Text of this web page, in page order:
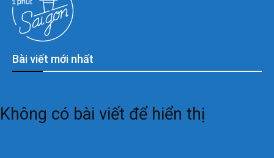
Bài viết mới nhất
Không có bài viết để hiển thị